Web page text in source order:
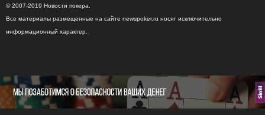
© 2007-2019 Новости покера.
Все материалы размещенные на сайте newspoker.ru носят исключительно
информационный характер.